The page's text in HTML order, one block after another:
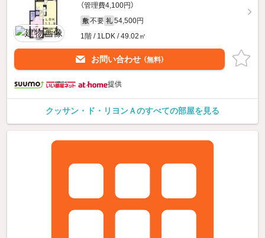
（管理費4,100円）
敷 不要 礼 54,500円
1階 / 1LDK / 49.02㎡
お問い合わせ （無料）
提供
クッサン・ド・リヨンＡのすべての部屋を見る